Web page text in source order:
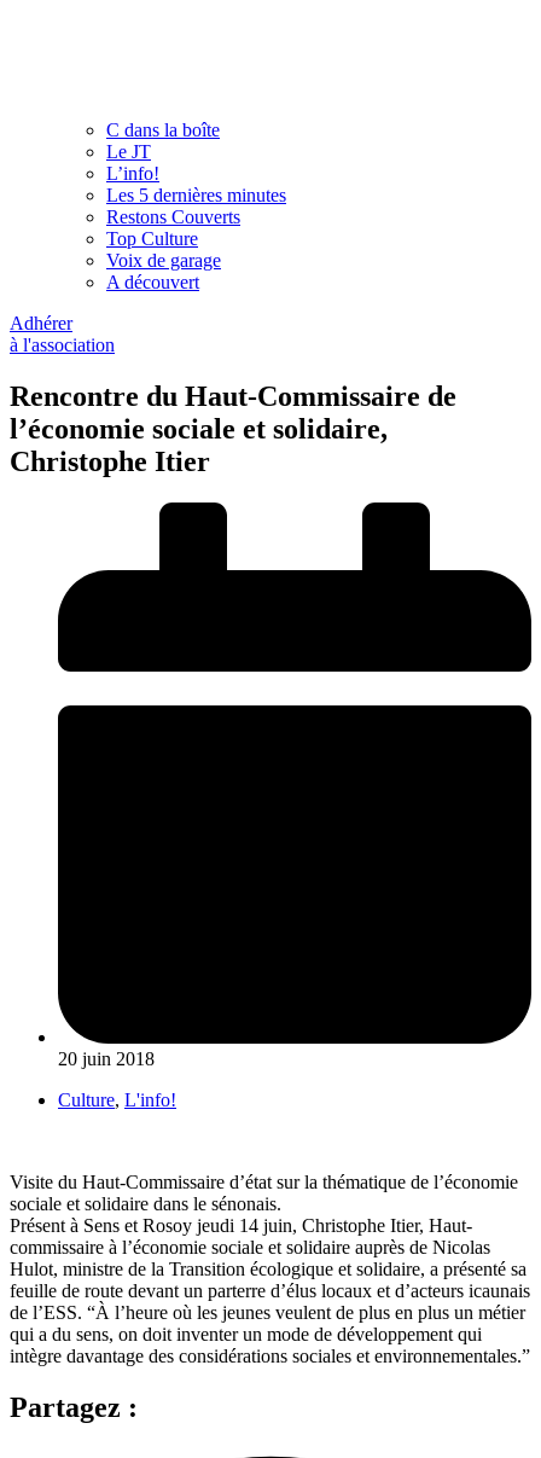
C dans la boîte
Le JT
L’info!
Les 5 dernières minutes
Restons Couverts
Top Culture
Voix de garage
A découvert
Adhérer
à l'association
Rencontre du Haut-Commissaire de
l’économie sociale et solidaire,
Christophe Itier
20 juin 2018
Culture, L'info!
Visite du Haut-Commissaire d’état sur la thématique de l’économie
sociale et solidaire dans le sénonais.
Présent à Sens et Rosoy jeudi 14 juin, Christophe Itier, Haut-
commissaire à l’économie sociale et solidaire auprès de Nicolas
Hulot, ministre de la Transition écologique et solidaire, a présenté sa
feuille de route devant un parterre d’élus locaux et d’acteurs icaunais
de l’ESS. “À l’heure où les jeunes veulent de plus en plus un métier
qui a du sens, on doit inventer un mode de développement qui
intègre davantage des considérations sociales et environnementales.”
Partagez :